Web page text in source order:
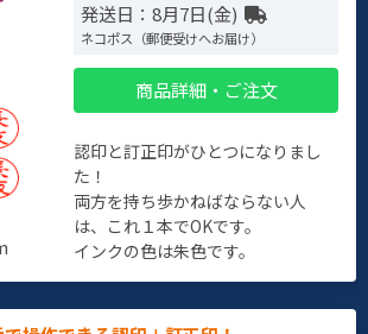
発送日：8月7日(金)
ネコポス（郵便受けへお届け）
商品詳細・ご注文
認印と訂正印がひとつになりまし
た！
両方を持ち歩かねばならない人
は、これ１本でOKです。
インクの色は朱色です。